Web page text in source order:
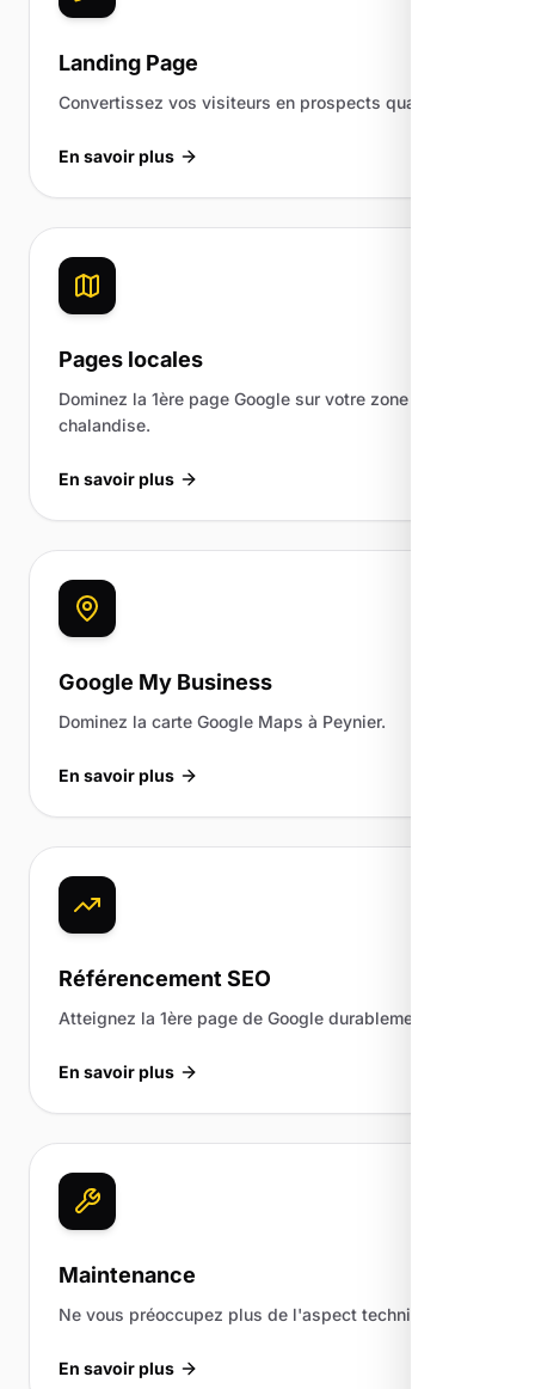
Landing Page
Convertissez vos visiteurs en prospects qualifiés.
En savoir plus
Pages locales
Dominez la 1ère page Google sur votre zone de
chalandise.
En savoir plus
Google My Business
Dominez la carte Google Maps à Peynier.
En savoir plus
Référencement SEO
Atteignez la 1ère page de Google durablement.
En savoir plus
Maintenance
Ne vous préoccupez plus de l'aspect technique.
En savoir plus